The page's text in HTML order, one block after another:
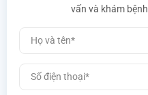
vấn và khám bệnh